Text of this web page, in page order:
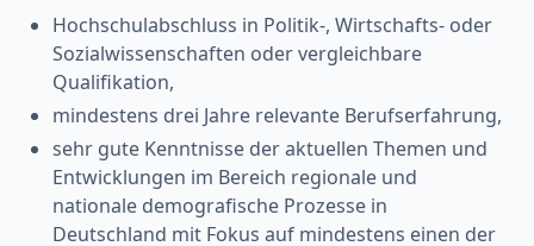
Hochschulabschluss in Politik-, Wirtschafts- oder
Sozialwissenschaften oder vergleichbare
Qualifikation,
mindestens drei Jahre relevante Berufserfahrung,
sehr gute Kenntnisse der aktuellen Themen und
Entwicklungen im Bereich regionale und
nationale demografische Prozesse in
Deutschland mit Fokus auf mindestens einen der